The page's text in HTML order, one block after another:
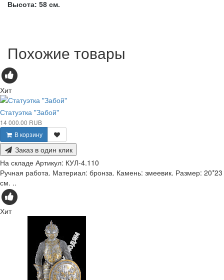
Высота: 58 см.
Похожие товары
Хит
Статуэтка "Забой"
14 000.00 RUB
В корзину
Заказ в один клик
На складе Артикул: КУЛ-4.110
Ручная работа. Материал: бронза. Камень: змеевик. Размер: 20*23
см. ..
Хит